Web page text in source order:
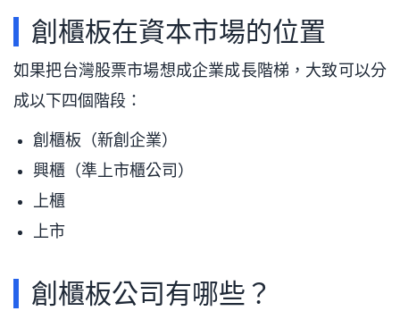
創櫃板在資本市場的位置
如果把台灣股票市場想成企業成長階梯，大致可以分
成以下四個階段：
創櫃板（新創企業）
興櫃（準上市櫃公司）
上櫃
上市
創櫃板公司有哪些？